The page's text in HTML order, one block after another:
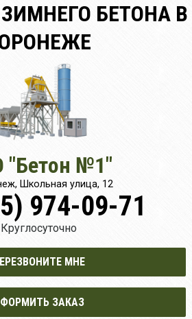
БЕТОНА В
"Бетон №1"
Школьная улица, 12
974-09-71
Круглосуточно
МНЕ
ЗАКАЗ